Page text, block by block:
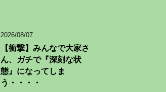
2026/08/07
【衝撃】みんなで大家さ
ん、ガチで『深刻な状
態』になってしま
う・・・・